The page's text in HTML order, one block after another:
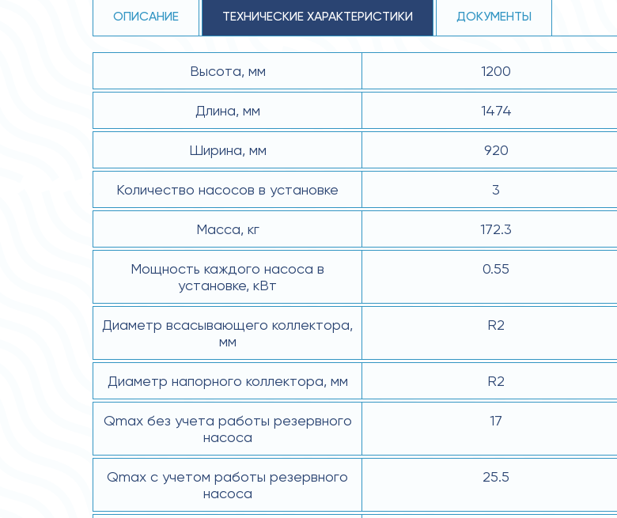
ОПИСАНИЕ ТЕХНИЧЕСКИЕ ХАРАКТЕРИСТИКИ ДОКУМЕНТЫ
Высота, мм 1200
Длина, мм 1474
Ширина, мм 920
Количество насосов в установке 3
Масса, кг 172.3
Мощность каждого насоса в
установке, кВт
0.55
Диаметр всасывающего коллектора,
мм
R2
Диаметр напорного коллектора, мм R2
Qmax без учета работы резервного
насоса
17
Qmax с учетом работы резервного
насоса
25.5